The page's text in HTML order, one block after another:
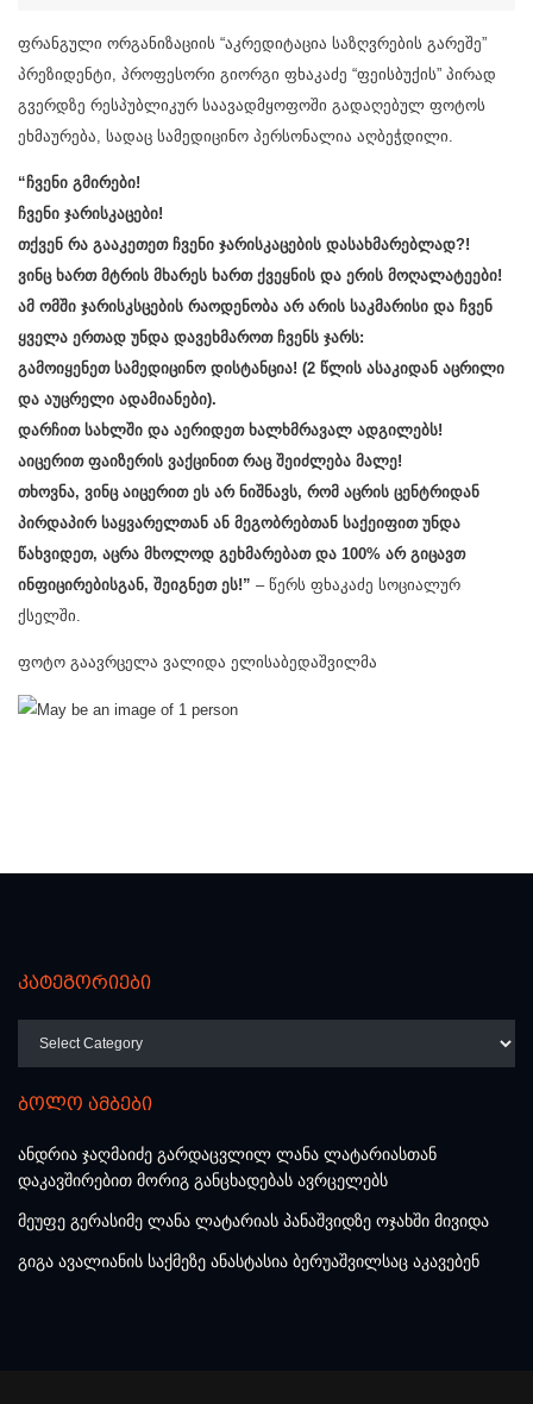
ფრანგული ორგანიზაციის “აკრედიტაცია საზღვრების გარეშე”
პრეზიდენტი, პროფესორი გიორგი ფხაკაძე “ფეისბუქის” პირად
გვერდზე რესპუბლიკურ საავადმყოფოში გადაღებულ ფოტოს
ეხმაურება, სადაც სამედიცინო პერსონალია აღბეჭდილი.
“ჩვენი გმირები!
ჩვენი ჯარისკაცები!
თქვენ რა გააკეთეთ ჩვენი ჯარისკაცების დასახმარებლად?!
ვინც ხართ მტრის მხარეს ხართ ქვეყნის და ერის მოღალატეები!
ამ ომში ჯარისკსცების რაოდენობა არ არის საკმარისი და ჩვენ
ყველა ერთად უნდა დავეხმაროთ ჩვენს ჯარს:
გამოიყენეთ სამედიცინო დისტანცია! (2 წლის ასაკიდან აცრილი
და აუცრელი ადამიანები).
დარჩით სახლში და აერიდეთ ხალხმრავალ ადგილებს!
აიცერით ფაიზერის ვაქცინით რაც შეიძლება მალე!
თხოვნა, ვინც აიცერით ეს არ ნიშნავს, რომ აცრის ცენტრიდან
პირდაპირ საყვარელთან ან მეგობრებთან საქეიფით უნდა
წახვიდეთ, აცრა მხოლოდ გეხმარებათ და 100% არ გიცავთ
ინფიცირებისგან, შეიგნეთ ეს!” – წერს ფხაკაძე სოციალურ
ქსელში.
ფოტო გაავრცელა ვალიდა ელისაბედაშვილმა
კატეგორიები
ბოლო ამბები
ანდრია ჯაღმაიძე გარდაცვლილ ლანა ლატარიასთან
დაკავშირებით მორიგ განცხადებას ავრცელებს
მეუფე გერასიმე ლანა ლატარიას პანაშვიდზე ოჯახში მივიდა
გიგა ავალიანის საქმეზე ანასტასია ბერუაშვილსაც აკავებენ